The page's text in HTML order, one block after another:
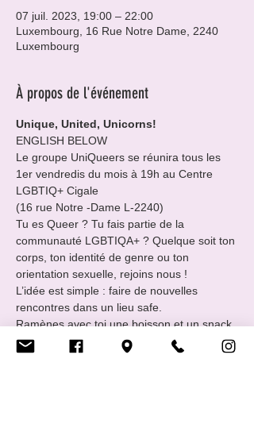
07 juil. 2023, 19:00 – 22:00
Luxembourg, 16 Rue Notre Dame, 2240
Luxembourg
À propos de l'événement
Unique, United, Unicorns!
ENGLISH BELOW
Le groupe UniQueers se réunira tous les
1er vendredis du mois à 19h au Centre
LGBTIQ+ Cigale
(16 rue Notre -Dame L-2240)
Tu es Queer ? Tu fais partie de la
communauté LGBTIQA+ ? Quelque soit ton
corps, ton identité de genre ou ton
orientation sexuelle, rejoins nous !
L’idée est simple : faire de nouvelles
rencontres dans un lieu safe.
Ramènes avec toi une boisson et un snack
à partager.
EveryBody Welcome !!